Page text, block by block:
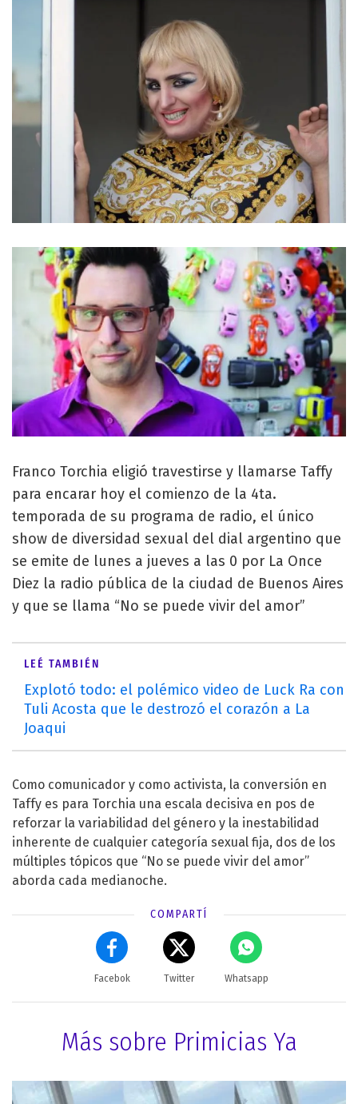
Franco Torchia eligió travestirse y llamarse Taffy
para encarar hoy el comienzo de la 4ta.
temporada de su programa de radio, el único
show de diversidad sexual del dial argentino que
se emite de lunes a jueves a las 0 por La Once
Diez la radio pública de la ciudad de Buenos Aires
y que se llama “No se puede vivir del amor”
LEÉ TAMBIÉN
Explotó todo: el polémico video de Luck Ra con
Tuli Acosta que le destrozó el corazón a La
Joaqui
Como comunicador y como activista, la conversión en
Taffy es para Torchia una escala decisiva en pos de
reforzar la variabilidad del género y la inestabilidad
inherente de cualquier categoría sexual fija, dos de los
múltiples tópicos que “No se puede vivir del amor”
aborda cada medianoche.
COMPARTÍ
Facebok Twitter Whatsapp
Más sobre Primicias Ya